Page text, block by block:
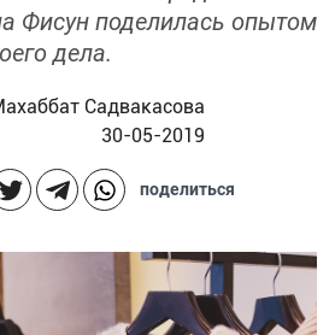
Фисун поделилась опытом
дела.
поделиться
Садвакасова
30-05-2019